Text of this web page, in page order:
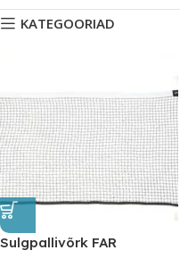
KATEGOORIAD
Sulgpallivõrk FAR